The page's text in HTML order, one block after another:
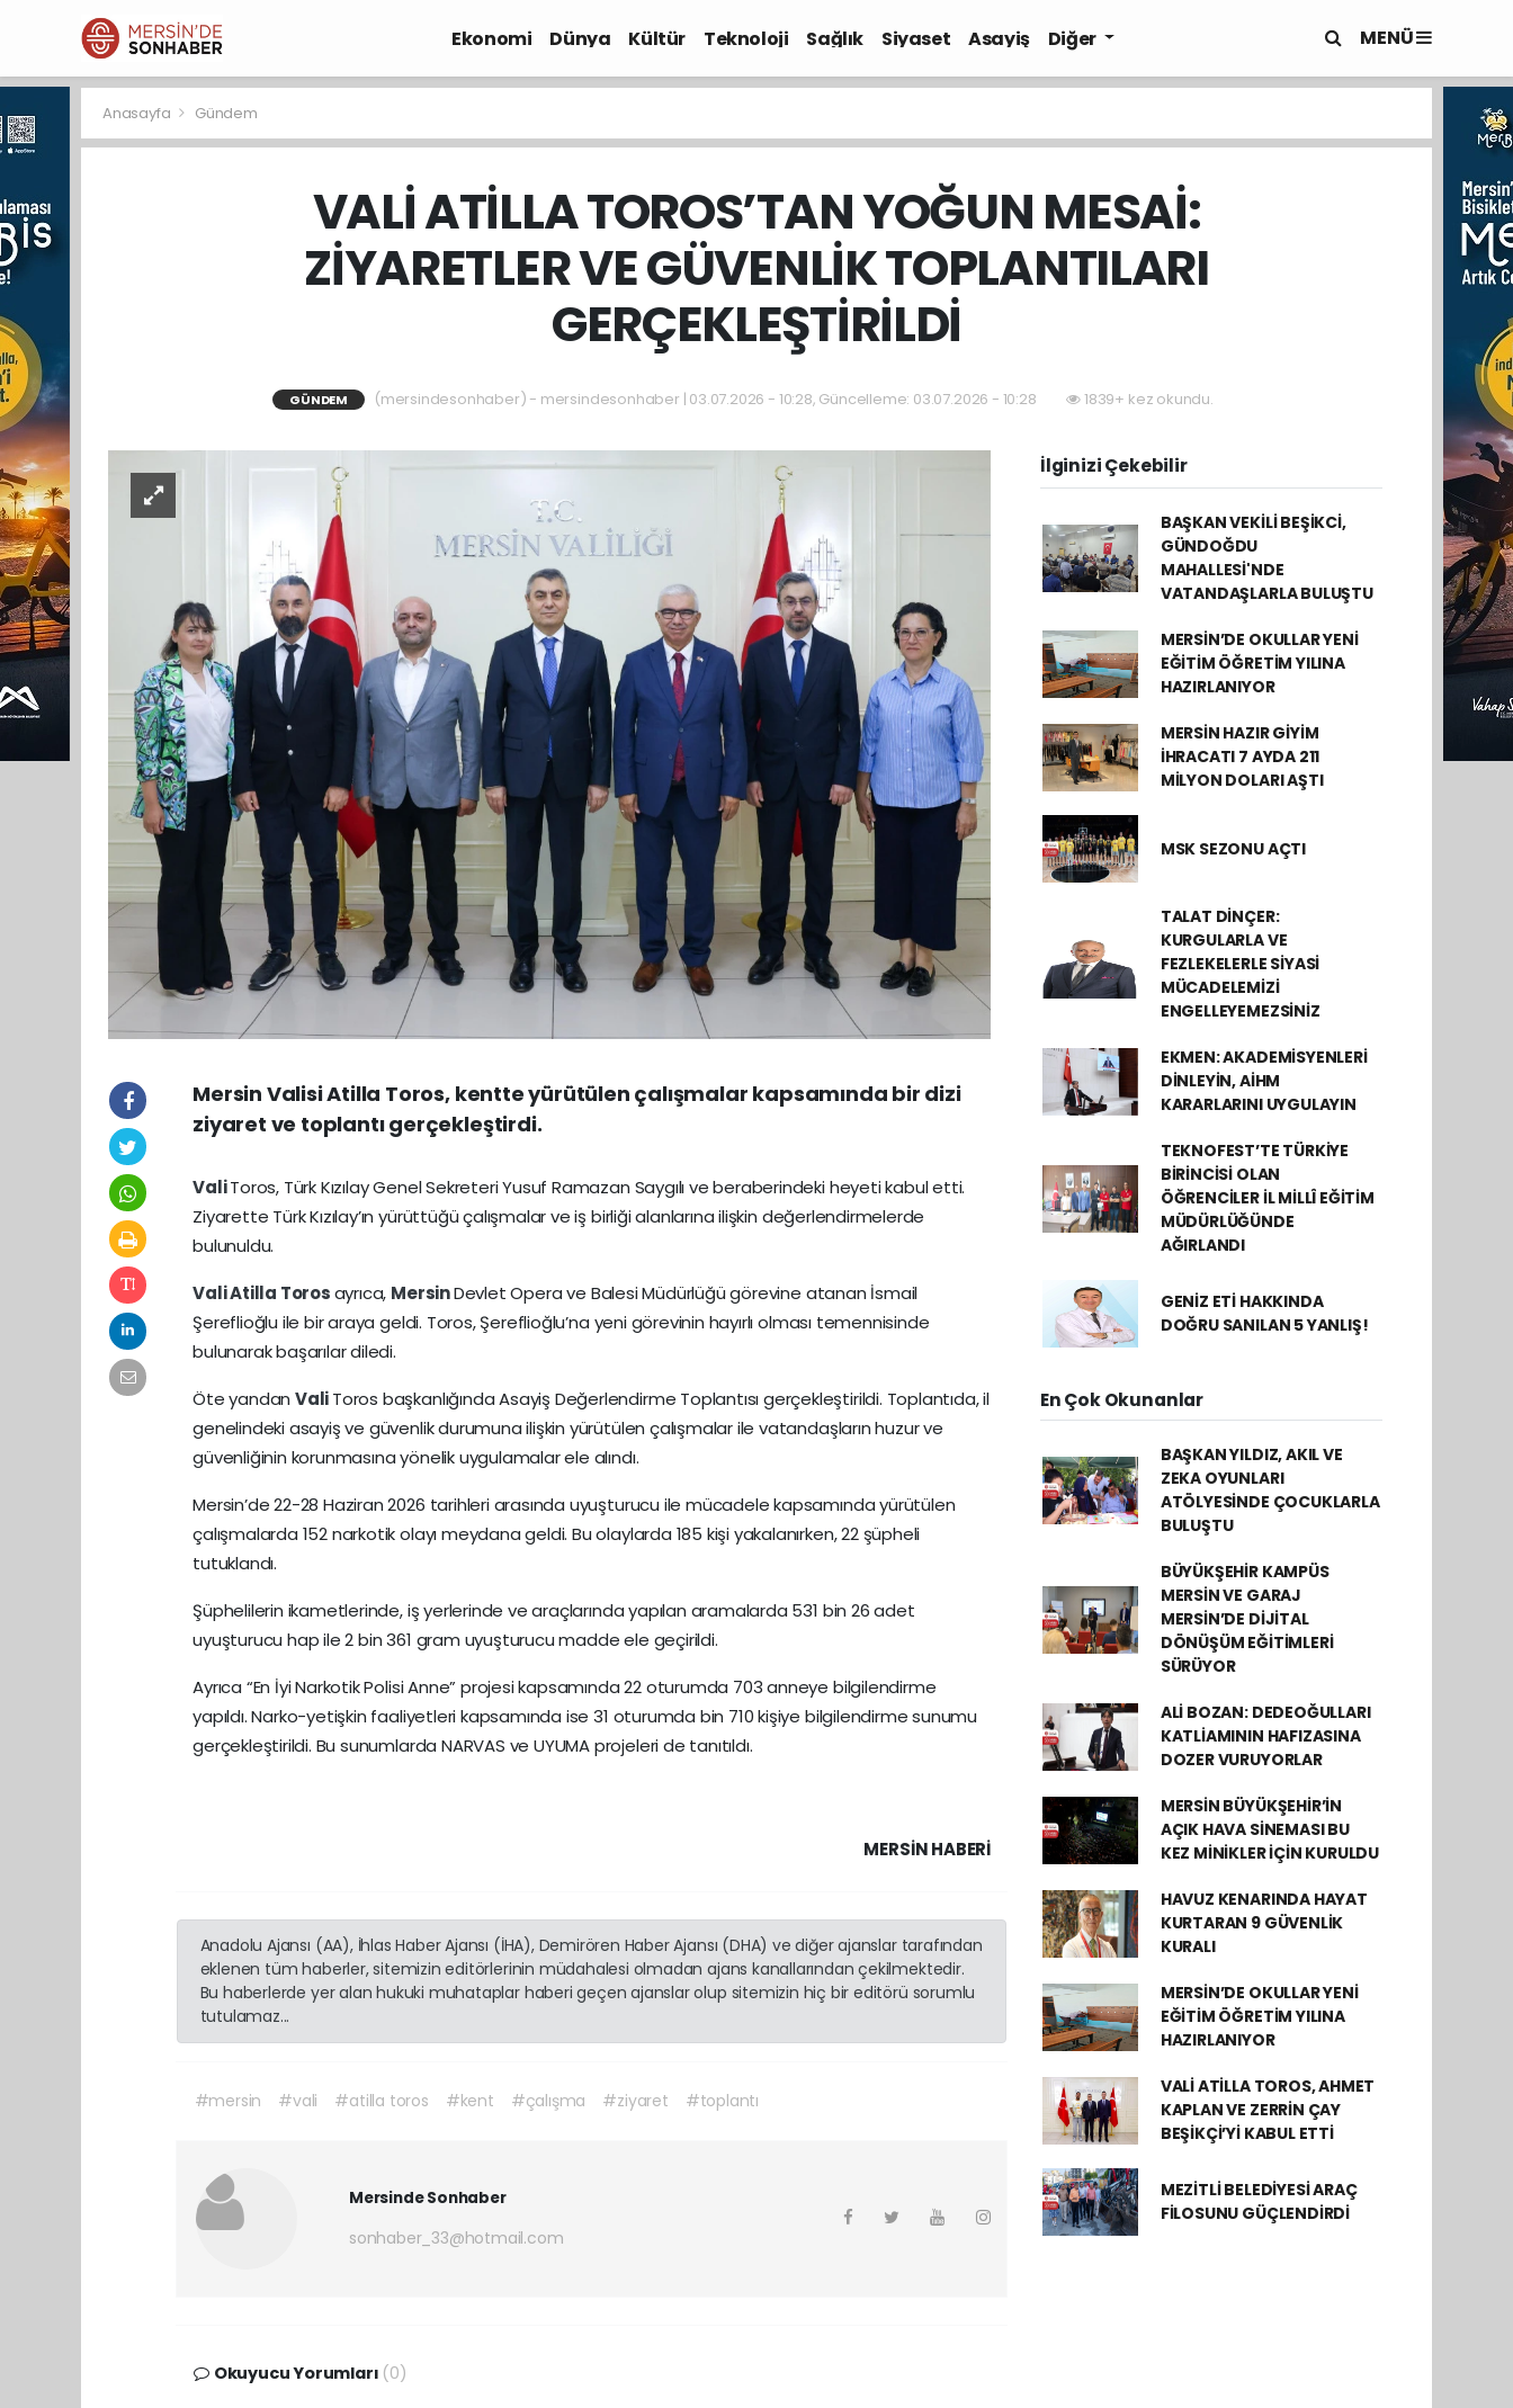
Ekonomi Dünya Kültür Teknoloji Sağlık Siyaset Asayiş Diğer MENÜ
Anasayfa Gündem
VALİ ATİLLA TOROS’TAN YOĞUN MESAİ:
ZİYARETLER VE GÜVENLİK TOPLANTILARI
GERÇEKLEŞTİRİLDİ
GÜNDEM (mersindesonhaber) - mersindesonhaber | 03.07.2026 - 10:28, Güncelleme: 03.07.2026 - 10:28 1839+ kez okundu.
Mersin Valisi Atilla Toros, kentte yürütülen çalışmalar kapsamında bir dizi
ziyaret ve toplantı gerçekleştirdi.
ValiToros, Türk Kızılay Genel Sekreteri Yusuf Ramazan Saygılı ve beraberindeki heyeti kabul etti.
Ziyarette Türk Kızılay’ın yürüttüğü çalışmalar ve iş birliği alanlarına ilişkin değerlendirmelerde
bulunuldu.
ValiAtilla Torosayrıca, MersinDevlet Opera ve Balesi Müdürlüğü görevine atanan İsmail
Şereflioğlu ile bir araya geldi. Toros, Şereflioğlu’na yeni görevinin hayırlı olması temennisinde
bulunarak başarılar diledi.
Öte yandan ValiToros başkanlığında Asayiş Değerlendirme Toplantısı gerçekleştirildi. Toplantıda, il
genelindeki asayiş ve güvenlik durumuna ilişkin yürütülen çalışmalar ile vatandaşların huzur ve
güvenliğinin korunmasına yönelik uygulamalar ele alındı.
Mersin’de 22-28 Haziran 2026 tarihleri arasında uyuşturucu ile mücadele kapsamında yürütülen
çalışmalarda 152 narkotik olayı meydana geldi. Bu olaylarda 185 kişi yakalanırken, 22 şüpheli
tutuklandı.
Şüphelilerin ikametlerinde, iş yerlerinde ve araçlarında yapılan aramalarda 531 bin 26 adet
uyuşturucu hap ile 2 bin 361 gram uyuşturucu madde ele geçirildi.
Ayrıca “En İyi Narkotik Polisi Anne” projesi kapsamında 22 oturumda 703 anneye bilgilendirme
yapıldı. Narko-yetişkin faaliyetleri kapsamında ise 31 oturumda bin 710 kişiye bilgilendirme sunumu
gerçekleştirildi. Bu sunumlarda NARVAS ve UYUMA projeleri de tanıtıldı.
MERSIN HABERİ
Anadolu Ajansı (AA), İhlas Haber Ajansı (İHA), Demirören Haber Ajansı (DHA) ve diğer ajanslar tarafından
eklenen tüm haberler, sitemizin editörlerinin müdahalesi olmadan ajans kanallarından çekilmektedir.
Bu haberlerde yer alan hukuki muhataplar haberi geçen ajanslar olup sitemizin hiç bir editörü sorumlu
tutulamaz...
#mersin #vali #atilla toros #kent #çalışma #ziyaret #toplantı
Mersinde Sonhaber
sonhaber_33@hotmail.com
Okuyucu Yorumları (0)
İlginizi Çekebilir
BAŞKAN VEKİLİ BEŞİKCİ,
GÜNDOĞDU
MAHALLESİ'NDE
VATANDAŞLARLA BULUŞTU
MERSİN’DE OKULLAR YENİ
EĞİTİM ÖĞRETİM YILINA
HAZIRLANIYOR
MERSİN HAZIR GİYİM
İHRACATI 7 AYDA 211
MİLYON DOLARI AŞTI
MSK SEZONU AÇTI
TALAT DİNÇER:
KURGULARLA VE
FEZLEKELERLE SİYASİ
MÜCADELEMİZİ
ENGELLEYEMEZSİNİZ
EKMEN: AKADEMİSYENLERİ
DİNLEYİN, AİHM
KARARLARINI UYGULAYIN
TEKNOFEST’TE TÜRKİYE
BİRİNCİSİ OLAN
ÖĞRENCİLER İL MİLLÎ EĞİTİM
MÜDÜRLÜĞÜNDE
AĞIRLANDI
GENİZ ETİ HAKKINDA
DOĞRU SANILAN 5 YANLIŞ!
En Çok Okunanlar
BAŞKAN YILDIZ, AKIL VE
ZEKA OYUNLARI
ATÖLYESİNDE ÇOCUKLARLA
BULUŞTU
BÜYÜKŞEHİR KAMPÜS
MERSİN VE GARAJ
MERSİN’DE DİJİTAL
DÖNÜŞÜM EĞİTİMLERİ
SÜRÜYOR
ALİ BOZAN: DEDEOĞULLARI
KATLİAMININ HAFIZASINA
DOZER VURUYORLAR
MERSİN BÜYÜKŞEHİR’İN
AÇIK HAVA SİNEMASI BU
KEZ MİNİKLER İÇİN KURULDU
HAVUZ KENARINDA HAYAT
KURTARAN 9 GÜVENLİK
KURALI
MERSİN’DE OKULLAR YENİ
EĞİTİM ÖĞRETİM YILINA
HAZIRLANIYOR
VALİ ATİLLA TOROS, AHMET
KAPLAN VE ZERRİN ÇAY
BEŞİKÇİ’Yİ KABUL ETTİ
MEZİTLİ BELEDİYESİ ARAÇ
FİLOSUNU GÜÇLENDİRDİ